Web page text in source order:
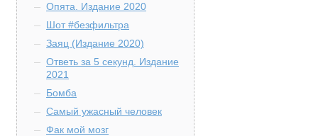
Опята. Издание 2020
Шот #безфильтра
Заяц (Издание 2020)
Ответь за 5 секунд. Издание
2021
Бомба
Самый ужасный человек
Фак мой мозг